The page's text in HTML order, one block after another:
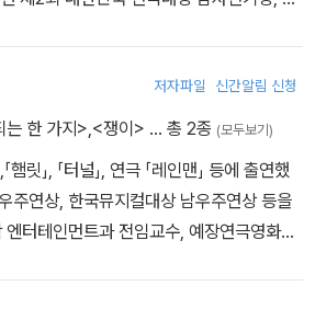
저자파일 신간알림 신청
는 한 가지>,<쟁이> … 총 2종 (모두보기)
햄릿」, 「터널」, 연극 「레인맨」 등에 출연했
주연상, 한국뮤지컬대상 남우주연상 등을
터테인먼트과 전임교수, 예장연극영화학